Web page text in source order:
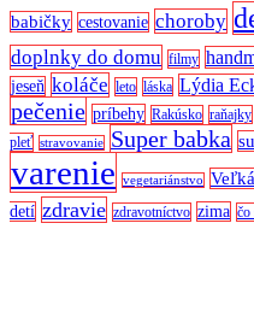
babičky cestovanie choroby
doplnky do domu filmy
jeseň koláče leto láska Lýdia
pečenie príbehy Rakúsko raňajky
pleť stravovanie Super babka
varenie vegetariánstvo
detí zdravie zdravotníctvo zima čo